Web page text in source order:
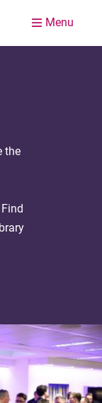
Menu
the